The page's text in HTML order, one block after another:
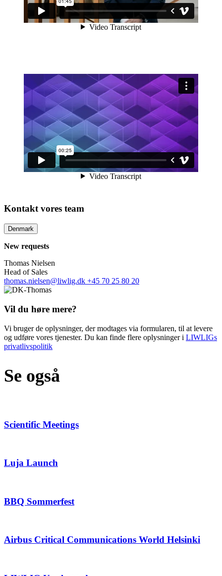
Kontakt vores team
Denmark
New requests
Thomas Nielsen
Head of Sales
thomas.nielsen@liwlig.dk +45 70 25 80 20
Vil du høre mere?
Vi bruger de oplysninger, der modtages via formularen, til at levere
og udføre vores tjenester. Du kan finde flere oplysninger i LIWLIGs
privatlivspolitik
Se også
Scientific Meetings
Luja Launch
BBQ Sommerfest
Airbus Critical Communications World Helsinki